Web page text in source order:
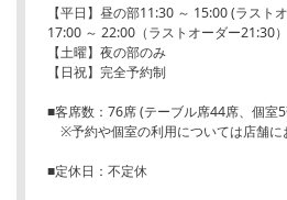
【平日】昼の部11:30 ～ 15:00 (ラスト
17:00 ～ 22:00（ラストオーダー21:30）
【土曜】夜の部のみ
【日祝】完全予約制
■客席数：76席 (テーブル席44席、個室
※予約や個室の利用については店舗に
■定休日：不定休